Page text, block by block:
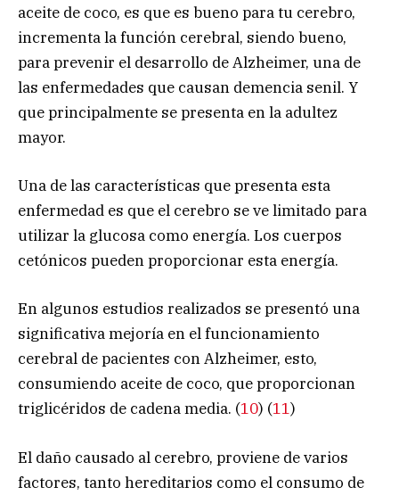
aceite de coco, es que es bueno para tu cerebro,
incrementa la función cerebral, siendo bueno,
para prevenir el desarrollo de Alzheimer, una de
las enfermedades que causan demencia senil. Y
que principalmente se presenta en la adultez
mayor.
Una de las características que presenta esta
enfermedad es que el cerebro se ve limitado para
utilizar la glucosa como energía. Los cuerpos
cetónicos pueden proporcionar esta energía.
En algunos estudios realizados se presentó una
significativa mejoría en el funcionamiento
cerebral de pacientes con Alzheimer, esto,
consumiendo aceite de coco, que proporcionan
triglicéridos de cadena media. (10) (11)
El daño causado al cerebro, proviene de varios
factores, tanto hereditarios como el consumo de